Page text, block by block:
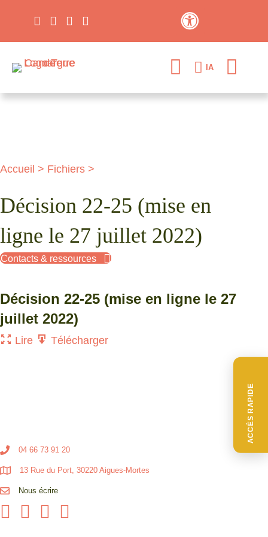
ACCÈS RAPIDE
IA
Accueil > Fichiers >
Décision 22-25 (mise en
ligne le 27 juillet 2022)
Contacts & ressources
Décision 22-25 (mise en ligne le 27
juillet 2022)
Lire Télécharger
04 66 73 91 20
13 Rue du Port, 30220 Aigues-Mortes
Nous écrire